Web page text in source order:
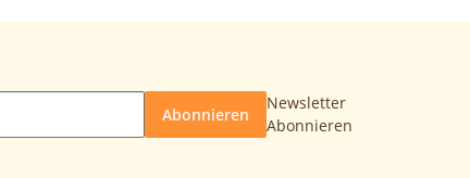
Abonnieren
Newsletter
Abonnieren